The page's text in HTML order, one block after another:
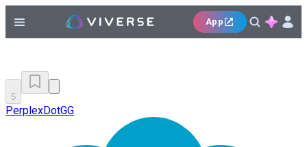
App
5
PerplexDotGG